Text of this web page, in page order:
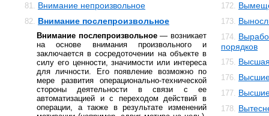
81. Внимание непроизвольное
82. Внимание послепроизвольное
Внимание послепроизвольное— возникает
на основе внимания произвольного и
заключается в сосредоточении на объекте в
силу его ценности, значимости или интереса
для личности. Его появление возможно по
мере развития операционально-технической
стороны деятельности в связи с ее
автоматизацией и с переходом действий в
операции, а также в результате изменений
172.
173.
174.
порядков
175.
176.
177.
178.